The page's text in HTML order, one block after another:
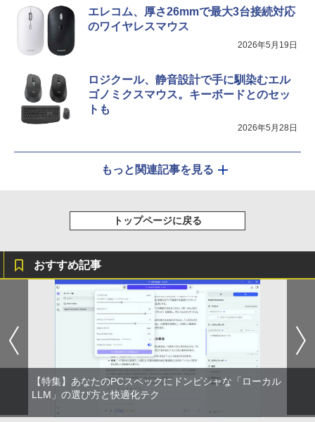
エレコム、厚さ26mmで最大3台接続対応
のワイヤレスマウス
2026年5月19日
ロジクール、静音設計で手に馴染むエル
ゴノミクスマウス。キーボードとのセッ
トも
2026年5月28日
もっと関連記事を見る
トップページに戻る
おすすめ記事
【特集】あなたのPCスペックにドンピシャな「ローカル
LLM」の選び方と快適化テク